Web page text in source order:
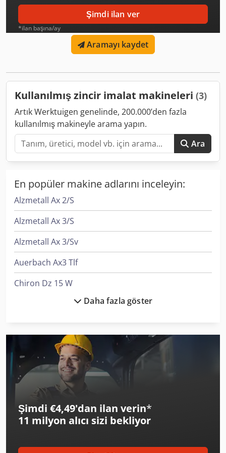
Şimdi ilan ver
*ilan başına/ay
Aramayı kaydet
Kullanılmış zincir imalat makineleri (3)
Artık Werktuigen genelinde, 200.000’den fazla
kullanılmış makineyle arama yapın.
Ara
En popüler makine adlarını inceleyin:
Alzmetall Ax 2/S
Alzmetall Ax 3/S
Alzmetall Ax 3/Sv
Auerbach Ax3 Tlf
Chiron Dz 15 W
Elumatec Sbz 140
Graule Zs 135 N
Graule Zs 85 N
Hitachi Zw370-6
Hitachi Zw75-6
Hitachi Zw95-6
Hitachi Zx26U-6
Daha fazla göster
Şimdi €4,49'dan ilan verin*
11 milyon alıcı sizi bekliyor